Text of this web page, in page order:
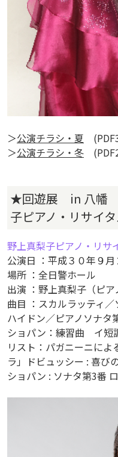
＞公演チラシ・夏
＞公演チラシ・冬
★回遊展 in 八幡
子ピアノ・リサイ
野上真梨子ピアノ・リサ
公演日 ：平成３０年９月
場所 ：全日警ホール
出演 ：野上真梨子（ピア
曲目 ：スカルラッティ
ハイドン／ピアノソナタ
ショパン：練習曲 イ短
リスト：パガニーニに
ラ」ドビュッシー : 喜び
ショパン : ソナタ第3